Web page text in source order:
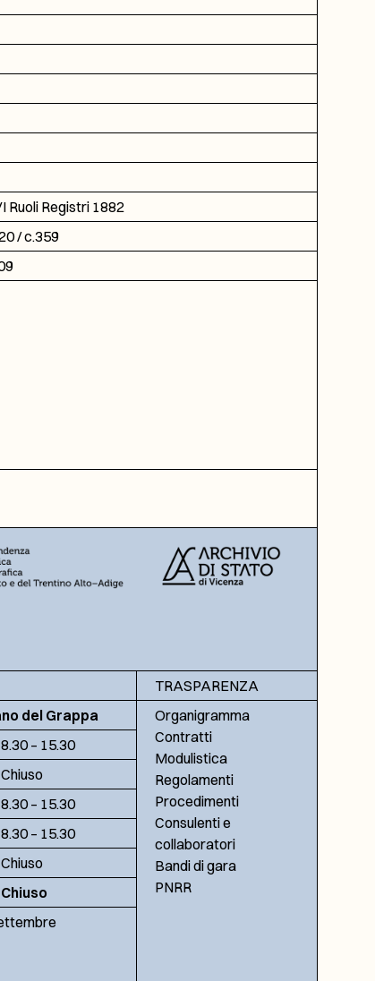
Ruoli Registri 1882
/ c.359
del Grappa
8.30 – 15.30
Chiuso
8.30 – 15.30
8.30 – 15.30
Chiuso
Chiuso
TRASPARENZA
Organigramma
Contratti
Modulistica
Regolamenti
Procedimenti
Consulenti e
collaboratori
Bandi di gara
PNRR